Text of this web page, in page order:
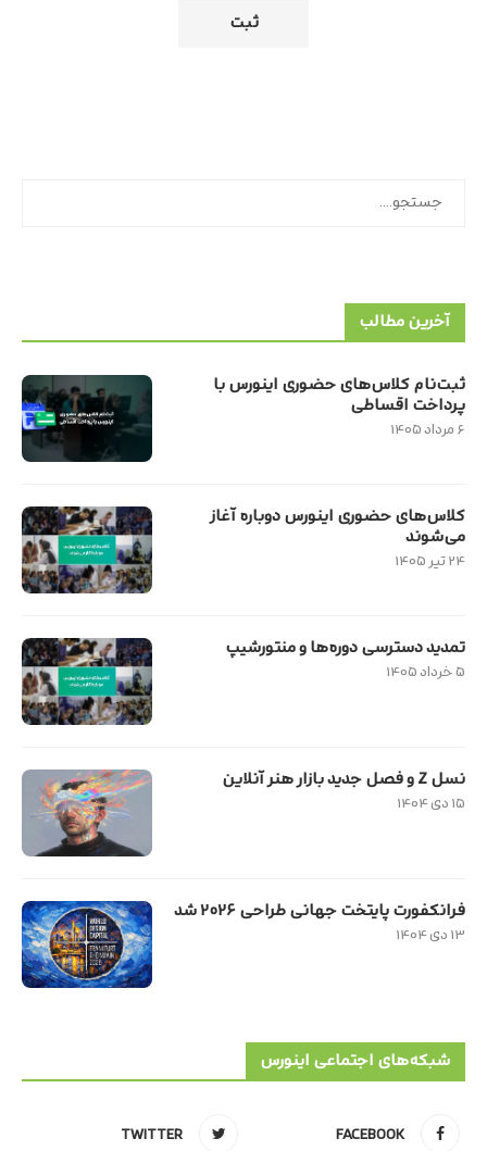
آخرین مطالب
ثبت‌نام کلاس‌های حضوری اینورس با
پرداخت اقساطی
۶ مرداد ۱۴۰۵
کلاس‌های حضوری اینورس دوباره آغاز
می‌شوند
۲۴ تیر ۱۴۰۵
تمدید دسترسی دوره‌ها و منتورشیپ
۵ خرداد ۱۴۰۵
نسل Z و فصل جدید بازار هنر آنلاین
۱۵ دی ۱۴۰۴
فرانکفورت پایتخت جهانی طراحی ۲۰۲۶ شد
۱۳ دی ۱۴۰۴
شبکه‌های اجتماعی اینورس
FACEBOOK
TWITTER